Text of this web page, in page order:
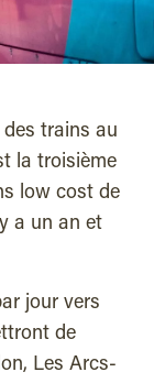
des trains au
la troisième
low cost de
a un an et
jour vers
de
Les Arcs-